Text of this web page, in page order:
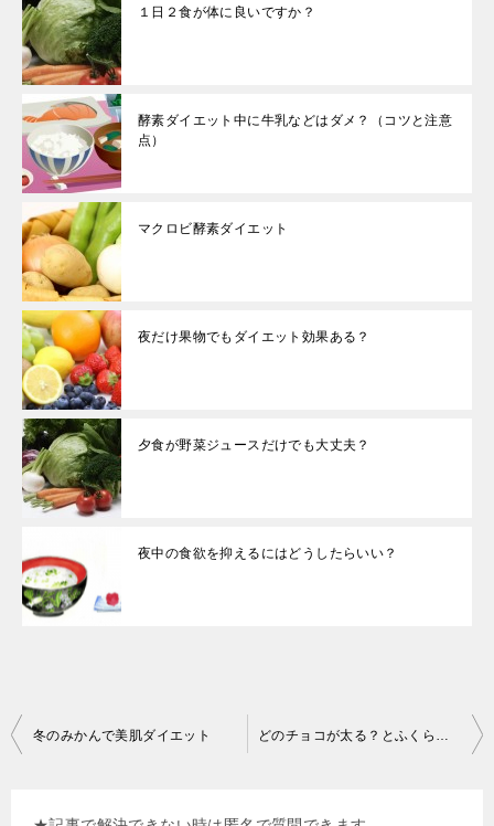
１日２食が体に良いですか？
酵素ダイエット中に牛乳などはダメ？（コツと注意
点）
マクロビ酵素ダイエット
夜だけ果物でもダイエット効果ある？
夕食が野菜ジュースだけでも大丈夫？
夜中の食欲を抑えるにはどうしたらいい？
投
冬のみかんで美肌ダイエット どのチョコが太る？とふくらはぎを細くするには？